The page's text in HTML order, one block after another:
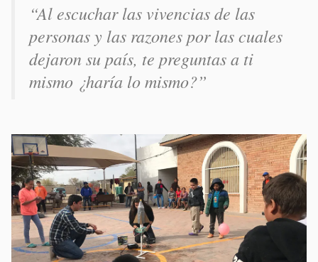
“Al escuchar las vivencias de las
personas y las razones por las cuales
dejaron su país, te preguntas a ti
mismo ¿haría lo mismo?”